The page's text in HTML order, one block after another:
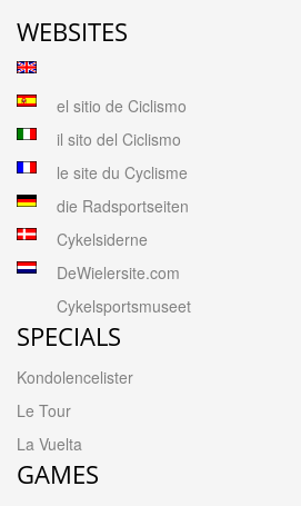
WEBSITES
el sitio de Ciclismo
il sito del Ciclismo
le site du Cyclisme
die Radsportseiten
Cykelsiderne
DeWielersite.com
Cykelsportsmuseet
SPECIALS
Kondolencelister
Le Tour
La Vuelta
GAMES